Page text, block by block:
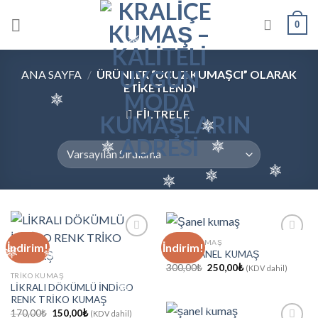
0
ANA SAYFA / ÜRÜNLER “UCUZ KUMAŞCI” OLARAK
ETIKETLENDI
FILTRELE
İndirim!
ekle
TRIKO KUMAŞ
LİKRALI DÖKÜMLÜ İNDİGO
RENK TRİKO KUMAŞ
170,00₺ Orijinal
150,00₺Şu
(KDV dahil)
İndirim!
favorilerine
ŞANEL KUMAŞ
LÜKS ŞANEL KUMAŞ
300,00₺ Orijinal
fiyat:
250,00₺Şu
andaki
(KDV dahil)